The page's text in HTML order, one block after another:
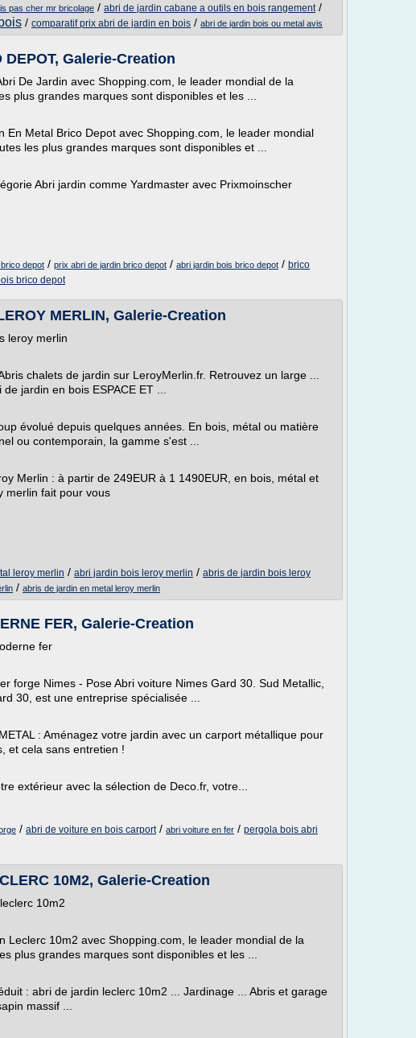
pas cher mr bricolage / abri de jardin cabane a outils en bois rangement/
/ comparatif prix abri de jardin en bois / abri de jardin bois ou metal avis
Galerie-Creation
De Jardin avec Shopping.com, le leader mondial de la
plus grandes marques sont disponibles et les ...
En Metal Brico Depot avec Shopping.com, le leader mondial
les plus grandes marques sont disponibles et ...
Abri jardin comme Yardmaster avec Prixmoinscher
depot / prix abri de jardin brico depot / abri jardin bois brico depot / brico
brico depot
MERLIN, Galerie-Creation
leroy merlin
chalets de jardin sur LeroyMerlin.fr. Retrouvez un large ...
jardin en bois ESPACE ET ...
évolué depuis quelques années. En bois, métal ou matière
ou contemporain, la gamme s'est ...
Merlin : à partir de 249EUR à 1 1490EUR, en bois, métal et
merlin fait pour vous
leroy merlin / abri jardin bois leroy merlin / abris de jardin bois leroy
/ abris de jardin en metal leroy merlin
FER, Galerie-Creation
fer
forge Nimes - Pose Abri voiture Nimes Gard 30. Sud Metallic,
30, est une entreprise spécialisée ...
: Aménagez votre jardin avec un carport métallique pour
et cela sans entretien !
extérieur avec la sélection de Deco.fr, votre...
/ abri de voiture en bois carport/ abri voiture en fer / pergola bois abri
10M2, Galerie-Creation
10m2
Leclerc 10m2 avec Shopping.com, le leader mondial de la
plus grandes marques sont disponibles et les ...
: abri de jardin leclerc 10m2 ... Jardinage ... Abris et garage
massif ...